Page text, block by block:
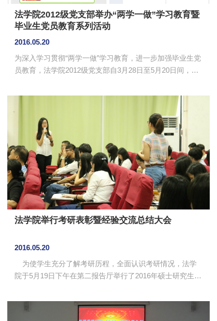
法学院2012级党支部举办“两学一做”学习教育暨
毕业生党员教育系列活动
2016.05.20
为深入学习贯彻“两学一做”学习教育，进一步加强毕业生党
员教育，法学院2012级党支部自3月28日至5月20日间，采
话”活动、重温入党誓词、党员教育专题讲座、党员交流、
文明离校签名等系列教育活动。12级党支部33名党员全部
参与了此次主题教育系列活动。 利用网络平台，强化教育
学习。根据毕业生党员的实际情况，12级党支部在3至5月
份，采用课堂派、微信群、微信公众号等网络平台组织“学
党章党规、学系列讲话”活动。通过课堂派发布党章党规、
习近平总书记系列重...
法学院举行考研表彰暨经验交流总结大会
2016.05.20
为使学生充分了解考研历程，全面认识考研情况，法学
院于5月19日下午在第二报告厅举行了2016年硕士研究生考
欧洁梅、副院长彭娟，党总支书记陈秀图以及各年级辅导
员和学生代表出席了会议。本次大会由院团委书记祝建波